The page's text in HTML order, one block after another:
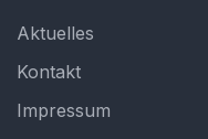
Aktuelles
Kontakt
Impressum